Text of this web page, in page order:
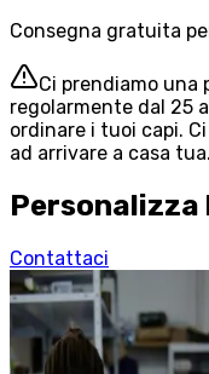
Consegna gratuita
Ci prendiamo una
regolarmente dal 25
ordinare i tuoi capi.
ad arrivare a casa
Personalizza
Contattaci